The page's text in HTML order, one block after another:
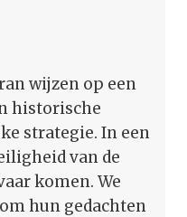
wijzen op een
historische
strategie. In een
van de
komen. We
hun gedachten